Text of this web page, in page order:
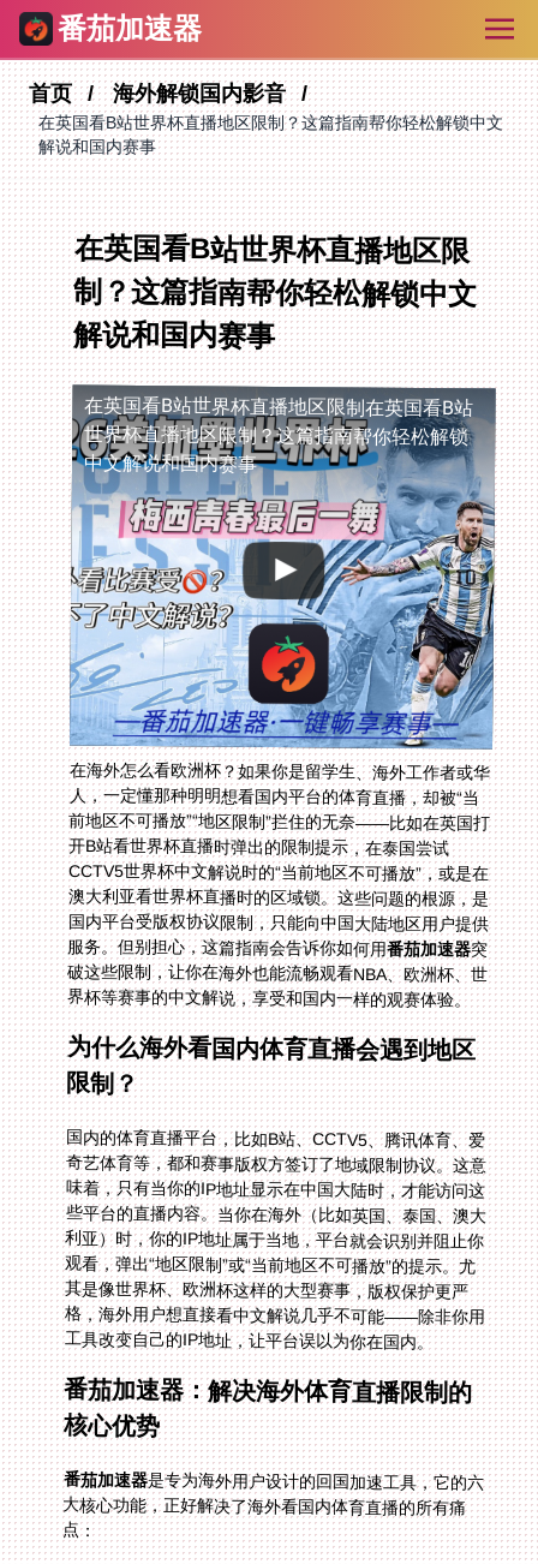
番茄加速器
首页 海外解锁国内影音
在英国看B站世界杯直播地区限制？这篇指南帮你轻松解锁中文
解说和国内赛事
在英国看B站世界杯直播地区限
制？这篇指南帮你轻松解锁中文
解说和国内赛事
在英国看B站世界杯直播地区限制在英国看B站
世界杯直播地区限制？这篇指南帮你轻松解锁
中文解说和国内赛事
在海外怎么看欧洲杯？如果你是留学生、海外工作者或华
人，一定懂那种明明想看国内平台的体育直播，却被“当
前地区不可播放”“地区限制”拦住的无奈——比如在英国打
开B站看世界杯直播时弹出的限制提示，在泰国尝试
CCTV5世界杯中文解说时的“当前地区不可播放”，或是在
澳大利亚看世界杯直播时的区域锁。这些问题的根源，是
国内平台受版权协议限制，只能向中国大陆地区用户提供
服务。但别担心，这篇指南会告诉你如何用番茄加速器突
破这些限制，让你在海外也能流畅观看NBA、欧洲杯、世
界杯等赛事的中文解说，享受和国内一样的观赛体验。
为什么海外看国内体育直播会遇到地区
限制？
国内的体育直播平台，比如B站、CCTV5、腾讯体育、爱
奇艺体育等，都和赛事版权方签订了地域限制协议。这意
味着，只有当你的IP地址显示在中国大陆时，才能访问这
些平台的直播内容。当你在海外（比如英国、泰国、澳大
利亚）时，你的IP地址属于当地，平台就会识别并阻止你
观看，弹出“地区限制”或“当前地区不可播放”的提示。尤
其是像世界杯、欧洲杯这样的大型赛事，版权保护更严
格，海外用户想直接看中文解说几乎不可能——除非你用
工具改变自己的IP地址，让平台误以为你在国内。
番茄加速器：解决海外体育直播限制的
核心优势
番茄加速器是专为海外用户设计的回国加速工具，它的六
大核心功能，正好解决了海外看国内体育直播的所有痛
点：